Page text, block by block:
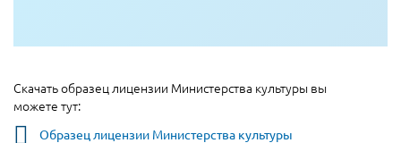
Скачать образец лицензии Министерства культуры вы
можете тут:
Образец лицензии Министерства культуры